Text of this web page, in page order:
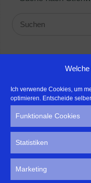
Ich verwende Cookies, um
optimieren. Entscheide
Funktionale Cookies
Statistiken
Marketing
- Für professionelle
Fokus rücken wollen,
Dr. Martina Mettner